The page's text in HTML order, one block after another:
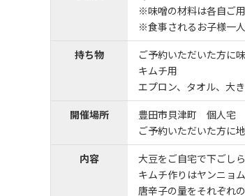
※味噌の材料は各自ご用
※食事されるお子様一
持ち物
ご予約いただいた方に
キムチ用
エプロン、タオル、大
開催場所
豊田市貝津町 個人宅
ご予約いただいた方に
内容
大豆をご自宅で下ごし
キムチ作りはヤンニョ
唐辛子の量をそれぞれ